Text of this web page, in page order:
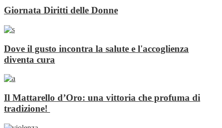
Giornata Diritti delle Donne
Dove il gusto incontra la salute e l'accoglienza
diventa cura
Il Mattarello d’Oro: una vittoria che profuma di
tradizione!